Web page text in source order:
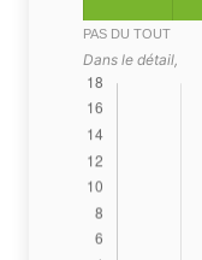
PAS DU TOUT
Dans le détail,